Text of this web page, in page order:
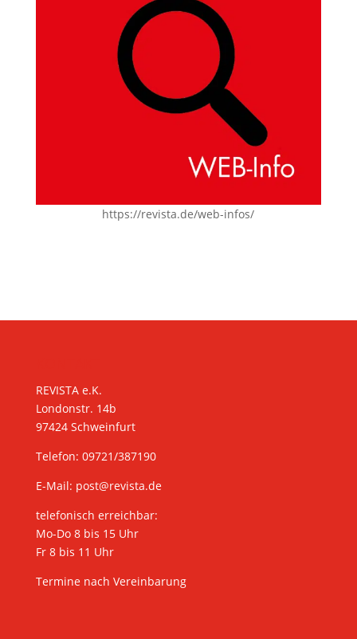
https://revista.de/web-infos/
REVISTA e.K.
Londonstr. 14b
97424 Schweinfurt
Telefon: 09721/387190
E-Mail: post@revista.de
telefonisch erreichbar:
Mo-Do 8 bis 15 Uhr
Fr 8 bis 11 Uhr
Termine nach Vereinbarung